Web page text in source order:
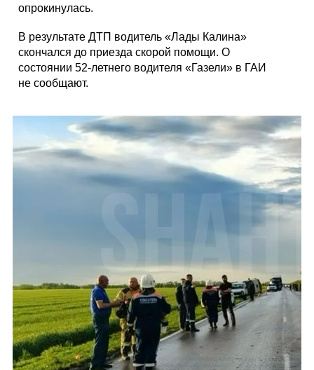
опрокинулась.
В результате ДТП водитель «Лады Калина»
скончался до приезда скорой помощи. О
состоянии 52-летнего водителя «Газели» в ГАИ
не сообщают.